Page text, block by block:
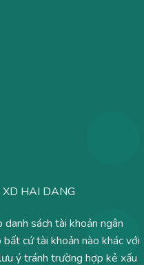
XD HAI DANG
danh sách tài khoản ngân
cứ tài khoản nào khác với
ý tránh trường hợp kẻ xấu